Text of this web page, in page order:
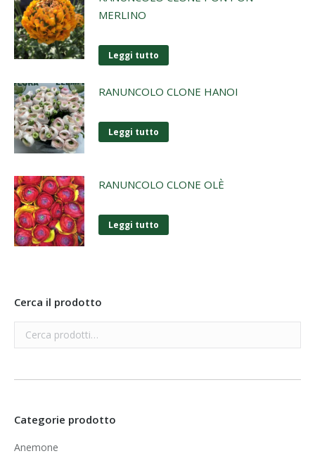
MERLINO
Leggi tutto
RANUNCOLO CLONE HANOI
Leggi tutto
RANUNCOLO CLONE OLÈ
Leggi tutto
Cerca il prodotto
Categorie prodotto
Anemone